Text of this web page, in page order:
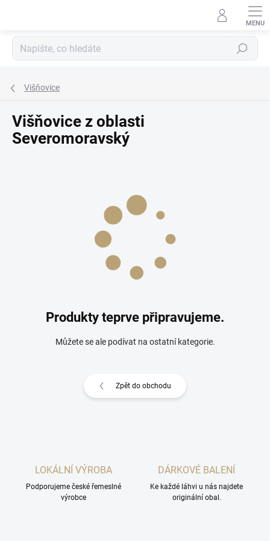
Hledat
Višňovice
Višňovice z oblasti
Severomoravský
Produkty teprve připravujeme.
Můžete se ale podívat na ostatní kategorie.
Zpět do obchodu
LOKÁLNÍ VÝROBA
Podporujeme české řemeslné
výrobce
DÁRKOVÉ BALENÍ
Ke každé láhvi u nás najdete
originální obal.